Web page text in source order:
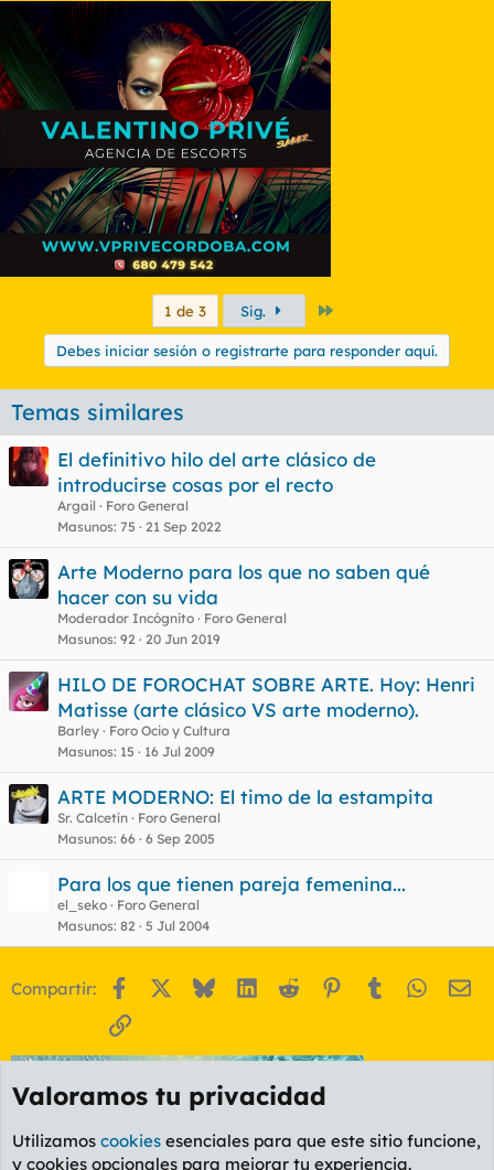
1 de 3 Sig.
Debes iniciar sesión o registrarte para responder aquí.
Temas similares
El definitivo hilo del arte clásico de
introducirse cosas por el recto
Argail
Foro General
Masunos 75 21 Sep 2022
Arte Moderno para los que no saben qué
hacer con su vida
Moderador Incógnito
Foro General
Masunos 92 20 Jun 2019
HILO DE FOROCHAT SOBRE ARTE. Hoy: Henri
Matisse (arte clásico VS arte moderno).
Barley
Foro Ocio y Cultura
Masunos 15 16 Jul 2009
ARTE MODERNO: El timo de la estampita
Sr. Calcetín
Foro General
Masunos 66 6 Sep 2005
Para los que tienen pareja femenina...
el_seko
Foro General
Masunos 82 5 Jul 2004
Compartir: Facebook BlueskyLinkedIn
Reddit Pinterest
Tumblr
Enlace
Valoramos tu privacidad
Utilizamos cookies esenciales para que este sitio funcione,
y cookies opcionales para mejorar tu experiencia.